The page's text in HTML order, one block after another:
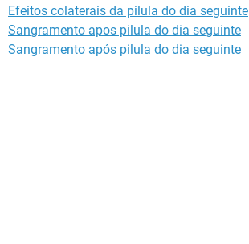
Efeitos colaterais da pilula do dia seguinte
Sangramento apos pilula do dia seguinte
Sangramento após pilula do dia seguinte